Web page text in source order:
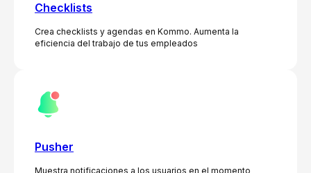
Checklists
Crea checklists y agendas en Kommo. Aumenta la
eficiencia del trabajo de tus empleados
Pusher
Muestra notificaciones a los usuarios en el momento